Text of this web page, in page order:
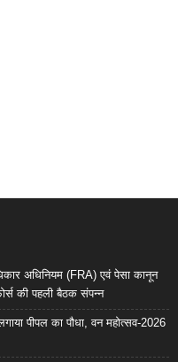
अधिनियम (FRA) एवं पेसा कानून
की पहली बैठक संपन्न
पीपल का पौधा, वन महोत्सव-2026